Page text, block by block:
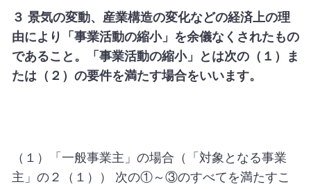
３ 景気の変動、産業構造の変化などの経済上の理
由により「事業活動の縮小」を余儀なくされたもの
であること。「事業活動の縮小」とは次の（１）ま
たは（２）の要件を満たす場合をいいます。
（１）「一般事業主」の場合（「対象となる事業
主」の２（１）） 次の①～③のすべてを満たすこ